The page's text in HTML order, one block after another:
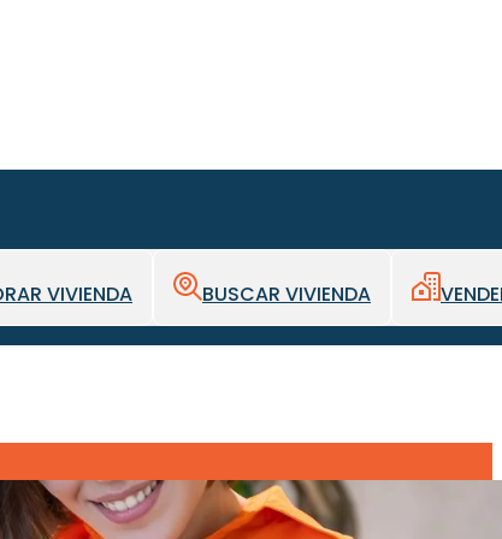
VIVIENDA BUSCAR VIVIENDA